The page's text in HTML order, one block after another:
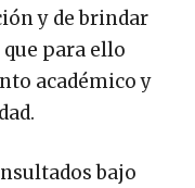
y de brindar
para ello
académico y
bajo